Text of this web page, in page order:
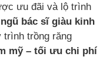
ưu đãi và lộ trình
bác sĩ giàu kinh
trình trồng răng
mỹ – tối ưu chi phí